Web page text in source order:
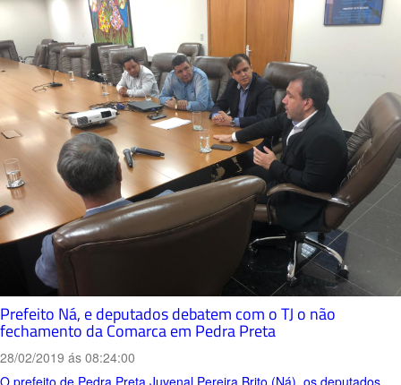
Prefeito Ná, e deputados debatem com o TJ o não
fechamento da Comarca em Pedra Preta
28/02/2019 ás 08:24:00